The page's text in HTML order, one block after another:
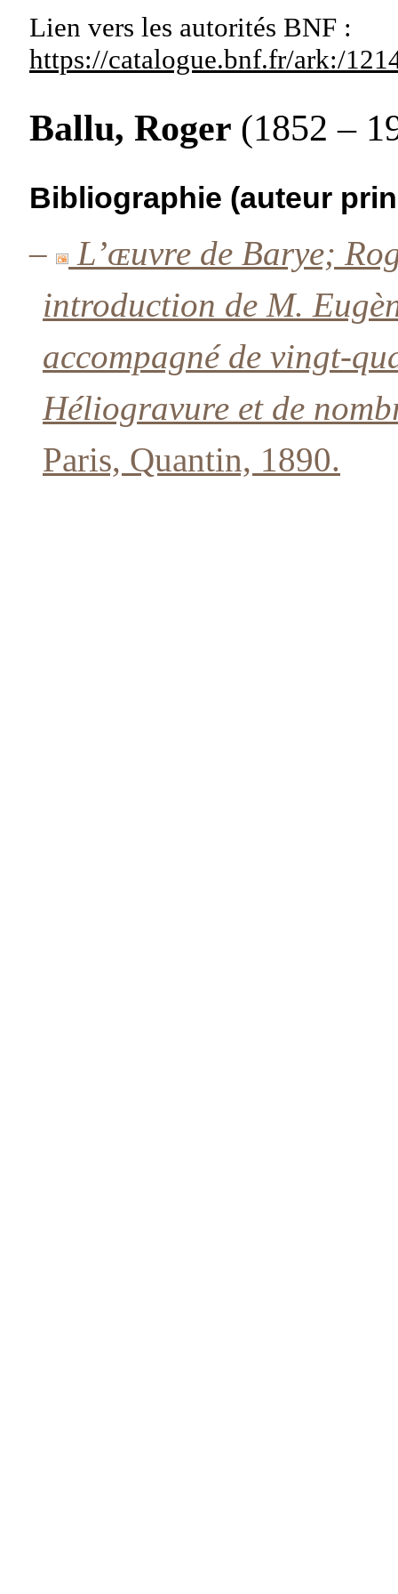
Lien vers les autorités BNF :
https://catalogue.bnf.fr/ark:/
Ballu, Roger (1852 –
Bibliographie (auteur
–
L’ɶuvre de Barye;
introduction de M.
accompagné de vingt-
Héliogravure et de
Paris, Quantin, 1890.